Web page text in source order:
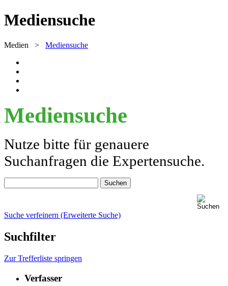
Mediensuche
Medien > Mediensuche
Mediensuche
Nutze bitte für genauere
Suchanfragen die Expertensuche.
Suche verfeinern (Erweiterte Suche)
Suchfilter
Zur Trefferliste springen
Verfasser